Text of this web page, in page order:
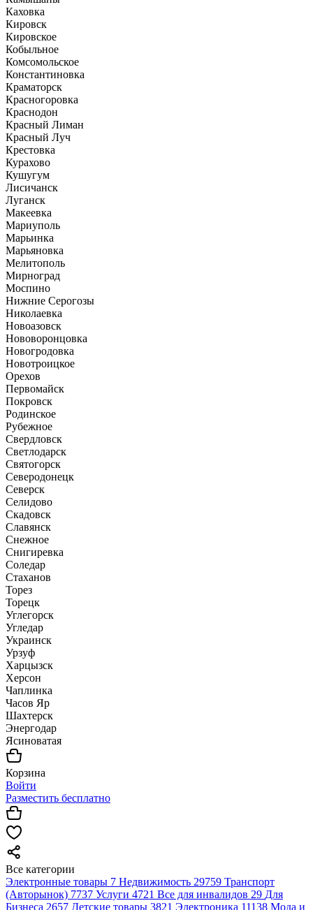
Каховка
Кировск
Кировское
Кобыльное
Комсомольское
Константиновка
Краматорск
Красногоровка
Краснодон
Красный Лиман
Красный Луч
Крестовка
Курахово
Кушугум
Лисичанск
Луганск
Макеевка
Мариуполь
Марьинка
Марьяновка
Мелитополь
Мирноград
Моспино
Нижние Серогозы
Николаевка
Новоазовск
Нововоронцовка
Новогродовка
Новотроицкое
Орехов
Первомайск
Покровск
Родинское
Рубежное
Свердловск
Светлодарск
Святогорск
Северодонецк
Северск
Селидово
Скадовск
Славянск
Снежное
Снигиревка
Соледар
Стаханов
Торез
Торецк
Углегорск
Угледар
Украинск
Урзуф
Харцызск
Херсон
Чаплинка
Часов Яр
Шахтерск
Энергодар
Ясиноватая
Корзина
Войти
Разместить бесплатно
Все категории
Электронные товары 7 Недвижимость 29759 Транспорт
(Авторынок) 7737 Услуги 4721 Все для инвалидов 29 Для
Бизнеса 2657 Детские товары 3821 Электроника 11138 Мода и